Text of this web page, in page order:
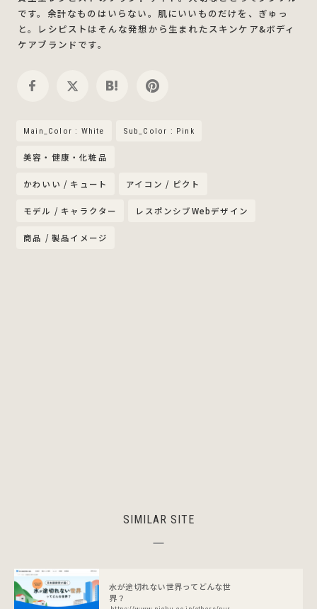
です。余計なものはいらない。肌にいいものだけを、ぎゅっ
と。レシピストはそんな発想から生まれたスキンケア&ボディ
ケアブランドです。
Main_Color : White Sub_Color : Pink
美容・健康・化粧品
かわいい / キュート アイコン / ピクト
モデル / キャラクター レスポンシブWebデザイン
商品 / 製品イメージ
SIMILAR SITE
水が途切れない世界ってどんな世
界？